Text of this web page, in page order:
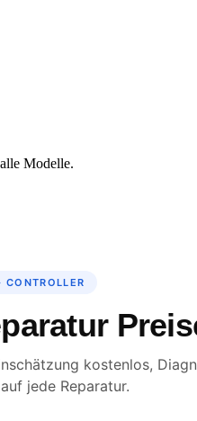
Modelle.
CONTROLLER
kostenlos,
jede Reparatur.